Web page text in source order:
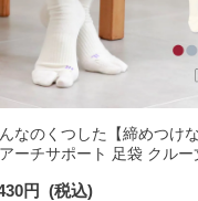
なのくつした【締めつけな
ーチサポート 足袋 クルー
ィース 03150025
円 (税込)